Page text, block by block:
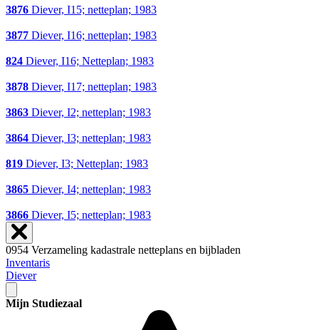
3876 Diever, I15; netteplan; 1983
3877 Diever, I16; netteplan; 1983
824 Diever, I16; Netteplan; 1983
3878 Diever, I17; netteplan; 1983
3863 Diever, I2; netteplan; 1983
3864 Diever, I3; netteplan; 1983
819 Diever, I3; Netteplan; 1983
3865 Diever, I4; netteplan; 1983
3866 Diever, I5; netteplan; 1983
0954 Verzameling kadastrale netteplans en bijbladen
Inventaris
Diever
Mijn Studiezaal